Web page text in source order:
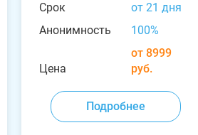
Срок
от 21 дня
Анонимность
100%
Цена
от 8999
руб.
Подробнее